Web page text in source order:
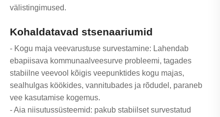
välistingimused.
Kohaldatavad stsenaariumid
- Kogu maja veevarustuse survestamine: Lahendab
ebapiisava kommunaalveesurve probleemi, tagades
stabiilne veevool kõigis veepunktides kogu majas,
sealhulgas köökides, vannitubades ja rõdudel, paraneb
vee kasutamise kogemus.
- Aia niisutussüsteemid: pakub stabiilset survestatud